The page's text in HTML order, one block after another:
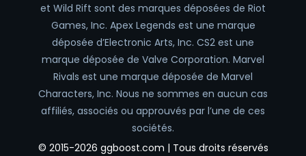
et Wild Rift sont des marques déposées de Riot
Games, Inc. Apex Legends est une marque
déposée d’Electronic Arts, Inc. CS2 est une
marque déposée de Valve Corporation. Marvel
Rivals est une marque déposée de Marvel
Characters, Inc. Nous ne sommes en aucun cas
affiliés, associés ou approuvés par l’une de ces
sociétés.
© 2015-2026 ggboost.com | Tous droits réservés